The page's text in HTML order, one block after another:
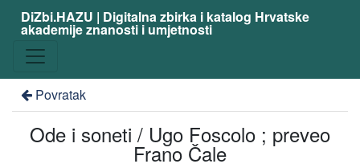
DiZbi.HAZU | Digitalna zbirka i katalog Hrvatske
akademije znanosti i umjetnosti
Povratak
Ode i soneti / Ugo Foscolo ; preveo
Frano Čale